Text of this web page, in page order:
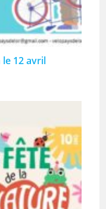
12 avril